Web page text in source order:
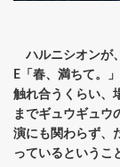
ハルニシオンが
E「春、満ちて。
触れ合うくらい、
までギュウギュウ
演にも関わらず、
っているというこ